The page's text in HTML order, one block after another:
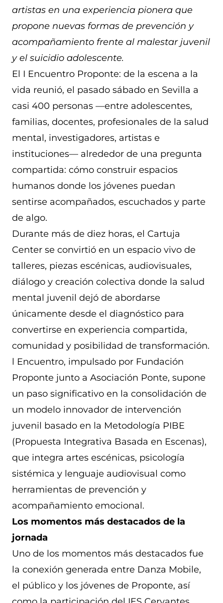
artistas en una experiencia pionera que
propone nuevas formas de prevención y
acompañamiento frente al malestar juvenil
y el suicidio adolescente.
El I Encuentro Proponte: de la escena a la
vida reunió, el pasado sábado en Sevilla a
casi 400 personas —entre adolescentes,
familias, docentes, profesionales de la salud
mental, investigadores, artistas e
instituciones— alrededor de una pregunta
compartida: cómo construir espacios
humanos donde los jóvenes puedan
sentirse acompañados, escuchados y parte
de algo.
Durante más de diez horas, el Cartuja
Center se convirtió en un espacio vivo de
talleres, piezas escénicas, audiovisuales,
diálogo y creación colectiva donde la salud
mental juvenil dejó de abordarse
únicamente desde el diagnóstico para
convertirse en experiencia compartida,
comunidad y posibilidad de transformación.
l Encuentro, impulsado por Fundación
Proponte junto a Asociación Ponte, supone
un paso significativo en la consolidación de
un modelo innovador de intervención
juvenil basado en la Metodología PIBE
(Propuesta Integrativa Basada en Escenas),
que integra artes escénicas, psicología
sistémica y lenguaje audiovisual como
herramientas de prevención y
acompañamiento emocional.
Los momentos más destacados de la
jornada
Uno de los momentos más destacados fue
la conexión generada entre Danza Mobile,
el público y los jóvenes de Proponte, así